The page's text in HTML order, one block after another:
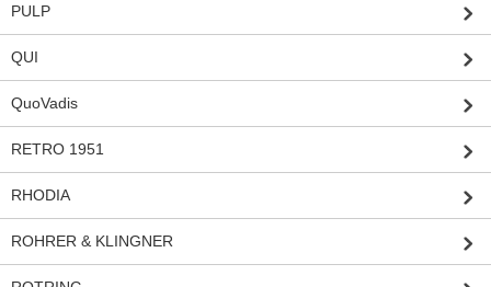
PULP
QUI
QuoVadis
RETRO 1951
RHODIA
ROHRER & KLINGNER